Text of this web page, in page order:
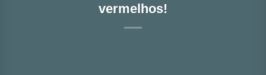
vermelhos!